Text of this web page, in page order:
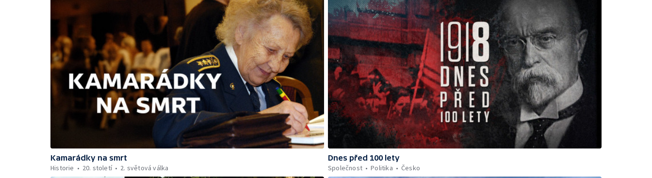
Kamarádky na smrt
Historie
20. století 2. světová válka
Dnes před 100 lety
Společnost
Politika Česko